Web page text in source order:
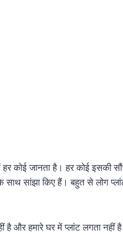
हर कोई जानता है। हर कोई इसकी
साथ सांझा किए हैं। बहुत से लोग
है और हमारे घर में प्लांट लगता